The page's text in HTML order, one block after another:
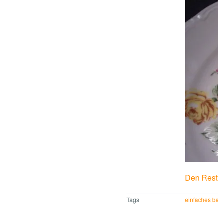
Den
Tags
einfaches